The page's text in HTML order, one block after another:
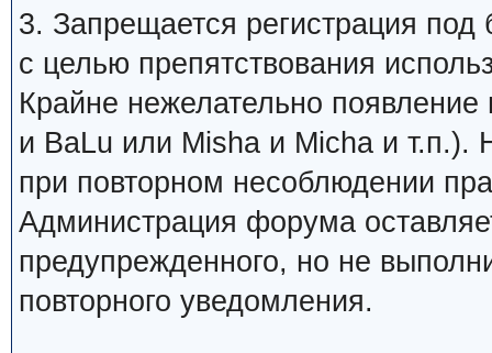
3. Запрещается регистрация
с целью препятствования
Крайне нежелательно
и BaLu или Misha и Micha и т.п.).
при повторном несоблюдении
Администрация форума
предупрежденного, но не
повторного уведомления.